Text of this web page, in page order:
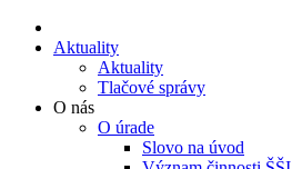
Aktuality
Aktuality
Tlačové správy
O nás
O úrade
Slovo na úvod